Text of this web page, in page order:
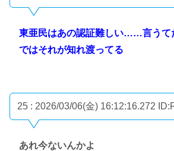
東亜民はあの認証難しい……言うて
ではそれが知れ渡ってる
25 : 2026/03/06(金) 16:12:16.272
あれ今ないんかよ